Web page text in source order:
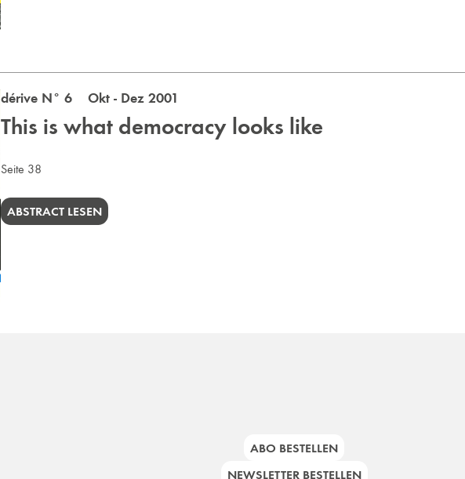
dérive N° 6 Okt - Dez 2001
This is what democracy looks like
Seite 38
ABSTRACT LESEN
ABO BESTELLEN
NEWSLETTER BESTELLEN